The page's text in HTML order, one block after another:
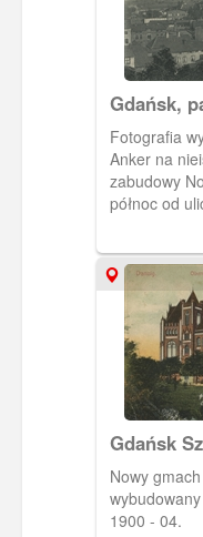
Gdańsk,
Portu
Fotografia wykonana z
Anker na
zabudowy
północ od
Gdańsk
Pawła,
zu St.
Nowy
1900 - 04.